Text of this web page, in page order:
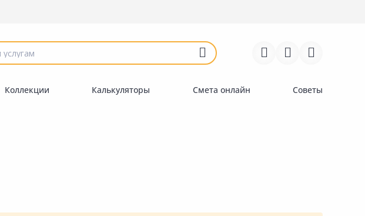
Коллекции Калькуляторы Смета онлайн Советы